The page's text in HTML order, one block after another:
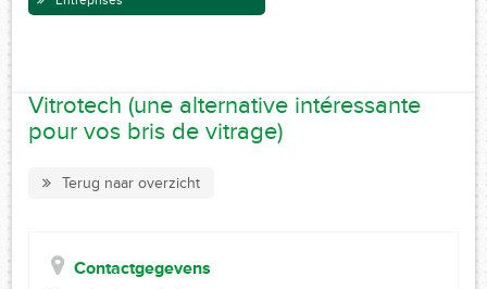
Vitrotech (une alternative intéressante
pour vos bris de vitrage)
Terug naar overzicht
Contactgegevens